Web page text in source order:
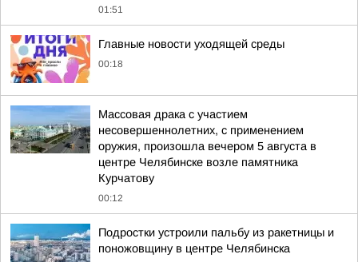
01:51
Главные новости уходящей среды
00:18
Массовая драка с участием
несовершеннолетних, с применением
оружия, произошла вечером 5 августа в
центре Челябинске возле памятника
Курчатову
00:12
Подростки устроили пальбу из ракетницы и
поножовщину в центре Челябинска